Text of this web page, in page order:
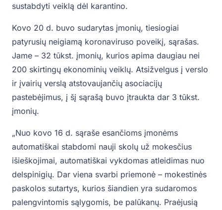
sustabdyti veiklą dėl karantino.
Kovo 20 d. buvo sudarytas įmonių, tiesiogiai
patyrusių neigiamą koronaviruso poveikį, sąrašas.
Jame – 32 tūkst. įmonių, kurios apima daugiau nei
200 skirtingų ekonominių veiklų. Atsižvelgus į verslo
ir įvairių verslą atstovaujančių asociacijų
pastebėjimus, į šį sąrašą buvo įtraukta dar 3 tūkst.
įmonių.
„Nuo kovo 16 d. sąraše esančioms įmonėms
automatiškai stabdomi nauji skolų už mokesčius
išieškojimai, automatiškai vykdomas atleidimas nuo
delspinigių. Dar viena svarbi priemonė – mokestinės
paskolos sutartys, kurios šiandien yra sudaromos
palengvintomis sąlygomis, be palūkanų. Praėjusią